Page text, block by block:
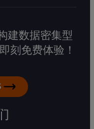
建数据密集型
刻免费体验！